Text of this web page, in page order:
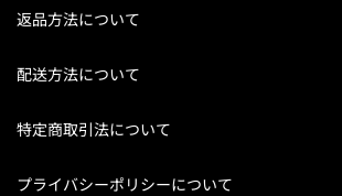
返品方法について
配送方法について
特定商取引法について
プライバシーポリシーについて